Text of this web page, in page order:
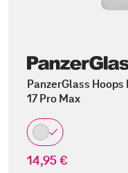
PanzerGlass Hoops
17 Pro Max
14,95 €